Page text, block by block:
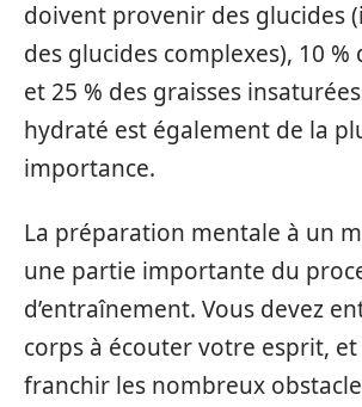
doivent provenir des glucides
des glucides complexes), 10
et 25 % des graisses
hydraté est également de la
importance.
La préparation mentale à un
une partie importante du
d’entraînement. Vous devez
corps à écouter votre esprit, et
franchir les nombreux